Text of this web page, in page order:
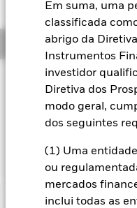
Em suma, uma
classificada
abrigo da
Instrumentos
investidor
Diretiva dos
modo geral,
dos seguintes
(1) Uma
ou
mercados
inclui todas as
Aladdin
A nossa empresa
Resumo
Filosofia de
O Fundo procura
investimento da